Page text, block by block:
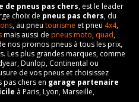
de pneus pas chers, est le leader
choix de pneus pas chers, du
, au pneu tourisme et pneu 4x4,
mais aussi de pneus moto, quad,
nos promos pneus à tous les prix,
Les plus grandes marques, comme
Dunlop, Continental ou
de vos pneus et choisissez
chers en garage partenaire
à Paris, Lyon, Marseille,